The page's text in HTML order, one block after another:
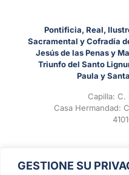
GESTIONE SU
Pontificia, Real,
Sacramental y Cofradía
Jesús de las Penas y
Triunfo del Santo
Paula y
Capilla: C.
Casa Hermandad: